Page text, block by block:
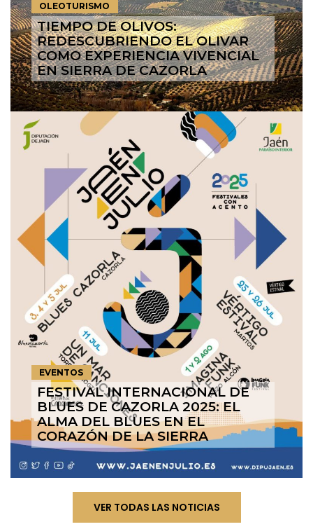
OLEOTURISMO
TIEMPO DE OLIVOS:
REDESCUBRIENDO EL OLIVAR
COMO EXPERIENCIA VIVENCIAL
EN SIERRA DE CAZORLA
EVENTOS
FESTIVAL INTERNACIONAL DE
BLUES DE CAZORLA 2025: EL
ALMA DEL BLUES EN EL
CORAZÓN DE LA SIERRA
VER TODAS LAS NOTICIAS